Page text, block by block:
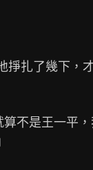
扎了幾下，
不是王一平